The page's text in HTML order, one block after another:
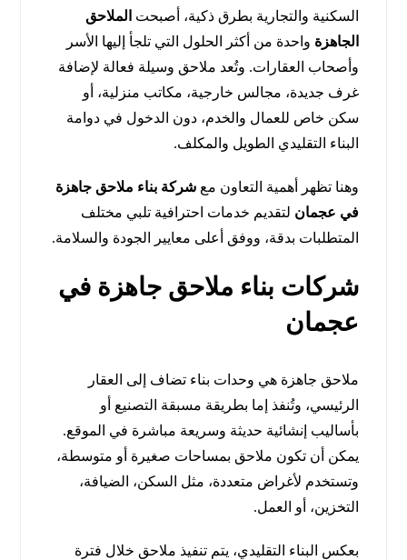
السكنية والتجارية بطرق ذكية، أصبحت الملاحق
الجاهزة واحدة من أكثر الحلول التي تلجأ إليها الأسر
وأصحاب العقارات. وتُعد ملاحق وسيلة فعالة لإضافة
غرف جديدة، مجالس خارجية، مكاتب منزلية، أو
سكن خاص للعمال والخدم، دون الدخول في دوامة
البناء التقليدي الطويل والمكلف.
وهنا تظهر أهمية التعاون معشركة بناء ملاحق جاهزة
في عجمان لتقديم خدمات احترافية تلبي مختلف
المتطلبات بدقة، ووفق أعلى معايير الجودة والسلامة.
شركات بناء ملاحق جاهزة في
عجمان
ملاحق جاهزة هي وحدات بناء تضاف إلى العقار
الرئيسي، وتُنفذ إما بطريقة مسبقة التصنيع أو
بأساليب إنشائية حديثة وسريعة مباشرة في الموقع.
يمكن أن تكون ملاحق بمساحات صغيرة أو متوسطة،
وتستخدم لأغراض متعددة، مثل السكن، الضيافة،
التخزين، أو العمل.
بعكس البناء التقليدي، يتم تنفيذ ملاحق خلال فترة